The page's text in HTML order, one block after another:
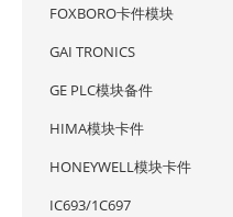
FOXBORO卡件模块
GAI TRONICS
GE PLC模块备件
HIMA模块卡件
HONEYWELL模块卡件
IC693/1C697